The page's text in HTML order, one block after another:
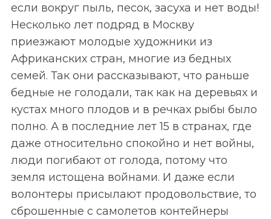
если вокруг пыль, песок, засуха и нет воды!
Несколько лет подряд в Москву
приезжают молодые художники из
Африканских стран, многие из бедных
семей. Так они рассказывают, что раньше
бедные не голодали, так как на деревьях и
кустах много плодов и в речках рыбы было
полно. А в последние лет 15 в странах, где
даже относительно спокойно и нет войны,
люди погибают от голода, потому что
земля истощена войнами. И даже если
волонтеры присылают продовольствие, то
сброшенные с самолетов контейнеры